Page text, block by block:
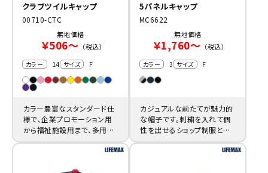
クラブツイルキャップ
00710-CTC
無地価格
￥506～ （税込）
カラー 14 サイズ F
カラー豊富なスタンダード仕
様で、企業プロモーション用
から福祉施設用まで、多用途
5パネルキャップ
MC6622
無地価格
￥1,760～ （税込）
カラー 3 サイズ F
カジュアルな前たてが魅力的
な帽子です。刺繍を入れて個
性を出せるショップ制服とし